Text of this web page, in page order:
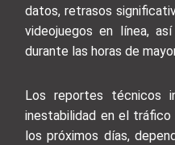
datos, retrasos
videojuegos en línea,
durante las horas de
Los reportes técnicos
inestabilidad en el
los próximos días,